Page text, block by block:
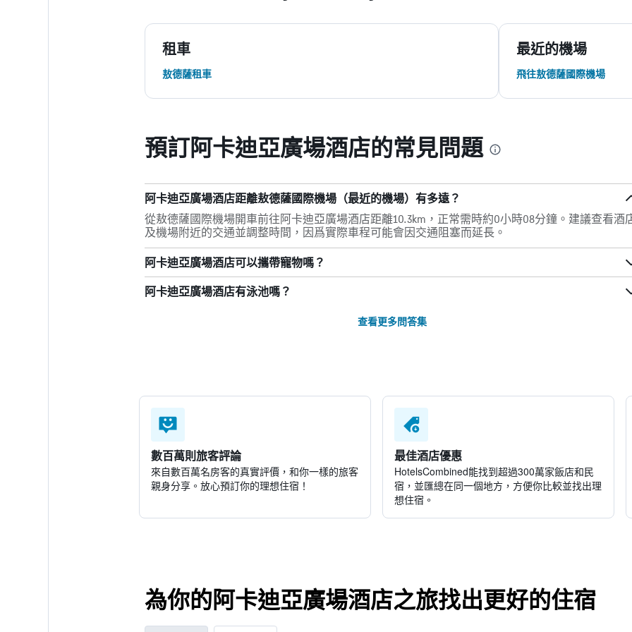
租車
敖德薩租車
最近的機場
飛往敖德薩國際機場
預訂阿卡迪亞廣場酒店的常見問題
阿卡迪亞廣場酒店距離敖德薩國際機場（最近的機場）有多遠？
從敖德薩國際機場開車前往阿卡迪亞廣場酒店距離10.3km，正常需時約0小時08分鐘。建議查看酒
及機場附近的交通並調整時間，因爲實際車程可能會因交通阻塞而延長。
阿卡迪亞廣場酒店可以攜帶寵物嗎？
阿卡迪亞廣場酒店有泳池嗎？
查看更多問答集
數百萬則旅客評論
來自數百萬名房客的真實評價，和你一樣的旅客
親身分享。放心預訂你的理想住宿！
最佳酒店優惠
HotelsCombined​能找到超過300萬家飯店和民
宿，並匯總在同一個地方，方便你比較並找出理
想住宿。
為你的阿卡迪亞廣場酒店之旅找出更好的住宿